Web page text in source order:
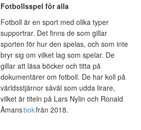
Fotbollsspel för alla
Fotboll är en sport med olika typer
supportrar. Det finns de som gillar
sporten för hur den spelas, och som inte
bryr sig om vilket lag som spelar. De
gillar att läsa böcker och titta på
dokumentärer om fotboll. De har koll på
världsstjärnor såväl som udda lirare,
vilket är titeln på Lars Nylin och Ronald
Åmansbokfrån 2018.